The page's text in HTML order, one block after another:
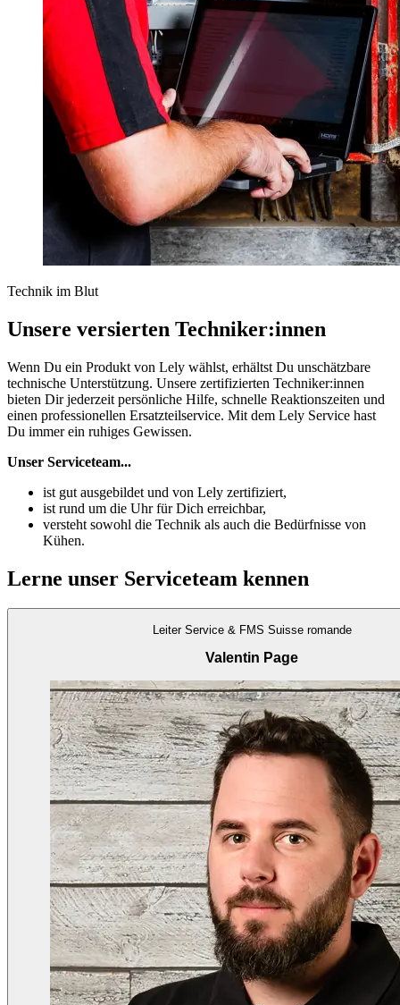
Technik im Blut
Unsere versierten Techniker:innen
Wenn Du ein Produkt von Lely wählst, erhältst Du unschätzbare
technische Unterstützung. Unsere zertifizierten Techniker:innen
bieten Dir jederzeit persönliche Hilfe, schnelle Reaktionszeiten und
einen professionellen Ersatzteilservice. Mit dem Lely Service hast
Du immer ein ruhiges Gewissen.
Unser Serviceteam...
ist gut ausgebildet und von Lely zertifiziert,
ist rund um die Uhr für Dich erreichbar,
versteht sowohl die Technik als auch die Bedürfnisse von
Kühen.
Lerne unser Serviceteam kennen
Leiter Service & FMS Suisse romande
Valentin Page